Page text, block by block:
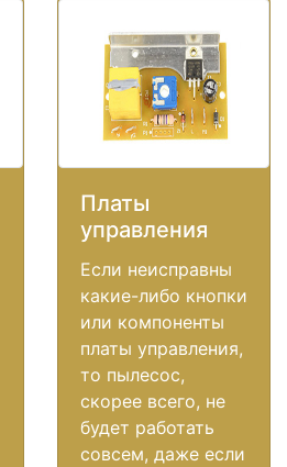
Платы
управления
Если неисправны
какие-либо кнопки
или компоненты
платы управления,
то пылесос,
скорее всего, не
будет работать
совсем, даже если